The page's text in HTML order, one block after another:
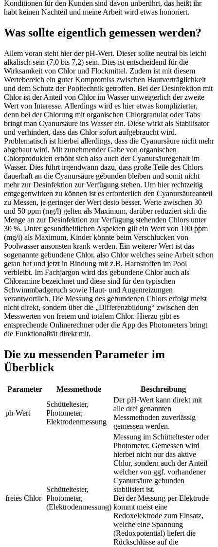
Konditionen für den Kunden sind davon unberührt, das heißt ihr
habt keinen Nachteil und meine Arbeit wird etwas honoriert.
Was sollte eigentlich gemessen werden?
Allem voran steht hier der pH-Wert. Dieser sollte neutral bis leicht
alkalisch sein (7,0 bis 7,2) sein. Dies ist entscheidend für die
Wirksamkeit von Chlor und Flockmittel. Zudem ist mit diesem
Wertebereich ein guter Kompromiss zwischen Hautverträglichkeit
und dem Schutz der Pooltechnik getroffen. Bei der Desinfektion mit
Chlor ist der Anteil von Chlor im Wasser unweigerlich der zweite
Wert von Interesse. Allerdings wird es hier etwas komplizierter,
denn bei der Chlorung mit organischen Chlorgranulat oder Tabs
bringt man Cyanursäure ins Wasser ein. Diese wirkt als Stabilisator
und verhindert, dass das Chlor sofort aufgebraucht wird.
Problematisch ist hierbei allerdings, dass die Cyanursäure nicht mehr
abgebaut wird. Mit zunehmender Gabe von organischen
Chlorprodukten erhöht sich also auch der Cyanursäuregehalt im
Wasser. Dies führt irgendwann dazu, dass große Teile des Chlors
dauerhaft an die Cyanursäure gebunden bleiben und somit nicht
mehr zur Desinfektion zur Verfügung stehen. Um hier rechtzeitig
entgegenwirken zu können ist es erforderlich den Cyanursäureanteil
zu Messen, je geringer der Wert desto besser. Werte zwischen 30
und 50 ppm (mg/l) gelten als Maximum, darüber reduziert sich die
Menge an zur Desinfektion zur Verfügung stehenden Chlors unter
30 %. Unter gesundheitlichen Aspekten gilt ein Wert von 100 ppm
(mg/l) als Maximum, Kinder könnte beim Verschlucken von
Poolwasser ansonsten krank werden. Ein weiterer Wert ist das
sogenannte gebundene Chlor, also Chlor welches seine Arbeit schon
getan hat und jetzt in Bindung mit z.B. Harnstoffen im Pool
verbleibt. Im Fachjargon wird das gebundene Chlor auch als
Chloramine bezeichnet und diese sind für den typischen
Schwimmbadgeruch sowie Haut- und Augenreizungen
verantwortlich. Die Messung des gebundenen Chlors erfolgt meist
nicht direkt, sondern über die „Differenzbildung“ zwischen den
Messwerten von freiem und totalem Chlor. Hierzu gibt es
entsprechende Onlinerechner oder die App des Photometers bringt
die Funktionalität direkt mit.
Die zu messenden Parameter im
Überblick
Parameter Messmethode Beschreibung
ph-Wert
Schütteltester,
Photometer,
Elektrodenmessung
Der pH-Wert kann direkt mit
alle drei genannten
Messmethoden zuverlässig
gemessen werden.
freies Chlor
Schütteltester,
Photometer,
(Elektrodenmessung)
Messung im Schütteltester oder
Photometer. Gemessen wird
hierbei nicht nur das aktive
Chlor, sondern auch der Anteil
welcher von ggf. vorhandener
Cyanursäure gebunden
stabilisiert ist.
Bei der Messung per Elektrode
kommt meist eine
Redoxelektrode zum Einsatz,
welche eine Spannung
(Redoxpotential) liefert die
Rückschlüsse auf die